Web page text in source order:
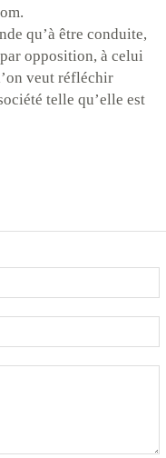
qu’à être conduite,
opposition, à celui
veut réfléchir
telle qu’elle est